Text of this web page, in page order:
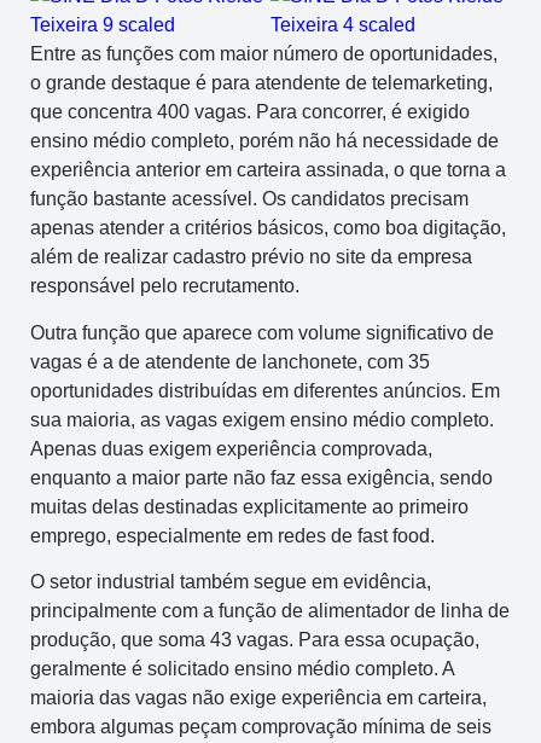
Entre as funções com maior número de oportunidades,
o grande destaque é para atendente de telemarketing,
que concentra 400 vagas. Para concorrer, é exigido
ensino médio completo, porém não há necessidade de
experiência anterior em carteira assinada, o que torna a
função bastante acessível. Os candidatos precisam
apenas atender a critérios básicos, como boa digitação,
além de realizar cadastro prévio no site da empresa
responsável pelo recrutamento.
Outra função que aparece com volume significativo de
vagas é a de atendente de lanchonete, com 35
oportunidades distribuídas em diferentes anúncios. Em
sua maioria, as vagas exigem ensino médio completo.
Apenas duas exigem experiência comprovada,
enquanto a maior parte não faz essa exigência, sendo
muitas delas destinadas explicitamente ao primeiro
emprego, especialmente em redes de fast food.
O setor industrial também segue em evidência,
principalmente com a função de alimentador de linha de
produção, que soma 43 vagas. Para essa ocupação,
geralmente é solicitado ensino médio completo. A
maioria das vagas não exige experiência em carteira,
embora algumas peçam comprovação mínima de seis